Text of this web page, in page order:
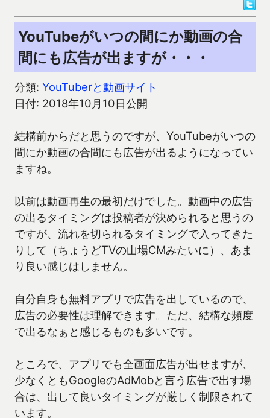
YouTubeがいつの間にか動画の合
間にも広告が出ますが・・・
分類: YouTuberと動画サイト
日付: 2018年10月10日公開
結構前からだと思うのですが、YouTubeがいつの
間にか動画の合間にも広告が出るようになってい
ますね。
以前は動画再生の最初だけでした。動画中の広告
の出るタイミングは投稿者が決められると思うの
ですが、流れを切られるタイミングで入ってきた
りして（ちょうどTVの山場CMみたいに）、あま
り良い感じはしません。
自分自身も無料アプリで広告を出しているので、
広告の必要性は理解できます。ただ、結構な頻度
で出るなぁと感じるものも多いです。
ところで、アプリでも全画面広告が出せますが、
少なくともGoogleのAdMobと言う広告で出す場
合は、出して良いタイミングが厳しく制限されて
います。